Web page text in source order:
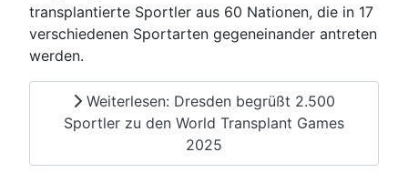
transplantierte Sportler aus 60 Nationen, die in 17
verschiedenen Sportarten gegeneinander antreten
werden.
Weiterlesen: Dresden begrüßt 2.500
Sportler zu den World Transplant Games
2025